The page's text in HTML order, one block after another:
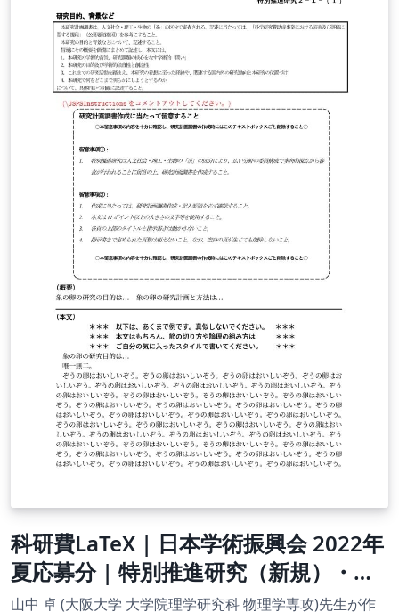
科研費LaTeX | 日本学術振興会 2022年
夏応募分 | 特別推進研究（新規）・日
本語版その１ | 2023.04.18
山中 卓 (大阪大学 大学院理学研究科 物理学専攻)先生が作